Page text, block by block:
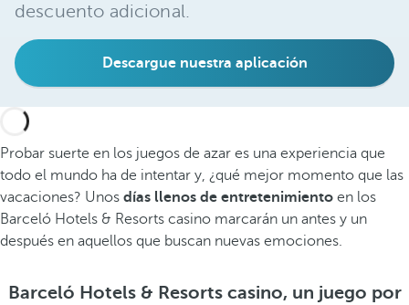
descuento adicional.
Descargue nuestra aplicación
Probar suerte en los juegos de azar es una experiencia que
todo el mundo ha de intentar y, ¿qué mejor momento que las
vacaciones? Unos días llenos de entretenimiento en los
Barceló Hotels & Resorts casino marcarán un antes y un
después en aquellos que buscan nuevas emociones.
Barceló Hotels & Resorts casino, un juego por